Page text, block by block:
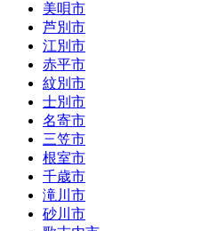
美唄市
芦別市
江別市
赤平市
紋別市
士別市
名寄市
三笠市
根室市
千歳市
滝川市
砂川市